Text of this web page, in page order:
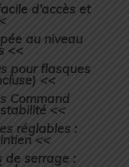
d’accès et
au niveau
<<
pour flasques
<<
Command
<<
réglables :
<<
de serrage :